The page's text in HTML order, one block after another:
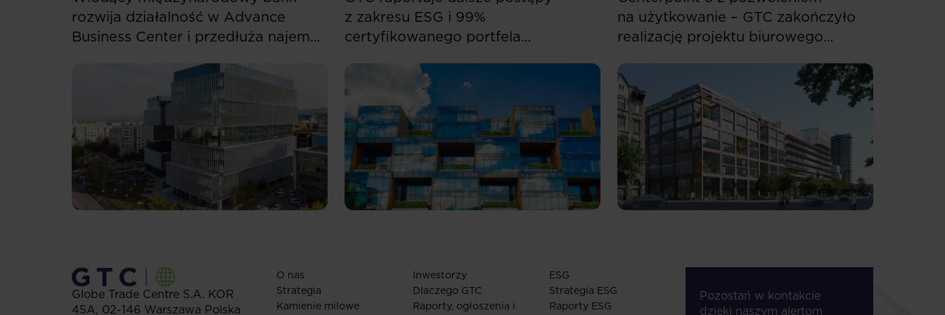
rozwija działalność w Advance
Business Center i przedłuża najem
z zakresu ESG i 99%
certyfikowanego portfela
Wschodniej
na użytkowanie – GTC zakończyło
realizację projektu biurowego
Globe Trade Centre S.A. KOR
45A, 02-146 Warszawa Polska
O nas
Strategia
Kamienie milowe
Inwestorzy
Dlaczego GTC
Raporty, ogłoszenia i
ESG
Strategia ESG
Raporty ESG
Pozostań w kontakcie
dzięki naszym alertom